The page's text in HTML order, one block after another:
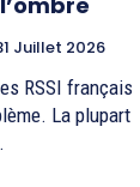
Juillet 2026
RSSI français
La plupart